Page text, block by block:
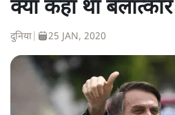
क्या कहा था
दुनिया 25 JAN, 2020